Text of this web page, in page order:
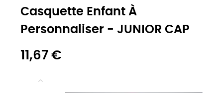
Casquette Enfant À
Personnaliser - JUNIOR CAP
11,67 €